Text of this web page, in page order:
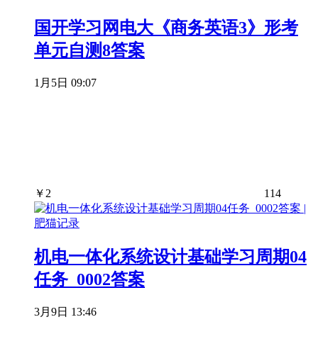
国开学习网电大《商务英语3》形考
单元自测8答案
1月5日 09:07
￥ 2 114
机电一体化系统设计基础学习周期04
任务_0002答案
3月9日 13:46